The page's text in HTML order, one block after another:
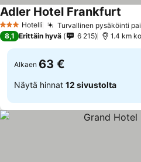
3 Tähtiluokitus
Hotelli Turvallinen pysäköinti
Adler Hotel Frankfurt
8,1 Erittäin hyvä 6 215 1.4 km
Alkaen 63 €
Näytä hinnat 12 sivustolta